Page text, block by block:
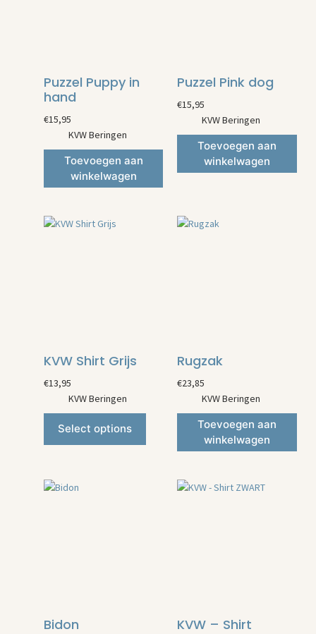
Puzzel Puppy in
hand
€15,95
KVW Beringen
Toevoegen aan
winkelwagen
Puzzel Pink dog
€15,95
KVW Beringen
Toevoegen aan
winkelwagen
KVW Shirt Grijs
€13,95
KVW Beringen
Select options
Rugzak
€23,85
KVW Beringen
Toevoegen aan
winkelwagen
Bidon
KVW – Shirt